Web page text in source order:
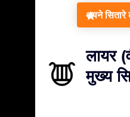
अपने
लायर
मुख्य